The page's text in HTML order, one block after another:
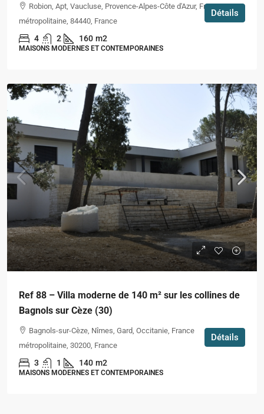
Robion, Apt, Vaucluse, Provence-Alpes-Côte d'Azur, France
métropolitaine, 84440, France
4 2 160 m2
MAISONS MODERNES ET CONTEMPORAINES
Détails
Ref 88 – Villa moderne de 140 m² sur les collines de
Bagnols sur Cèze (30)
Bagnols-sur-Cèze, Nîmes, Gard, Occitanie, France
métropolitaine, 30200, France
3 1 140 m2
MAISONS MODERNES ET CONTEMPORAINES
Détails